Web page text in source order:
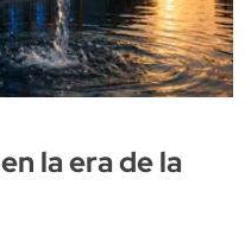
la era de la